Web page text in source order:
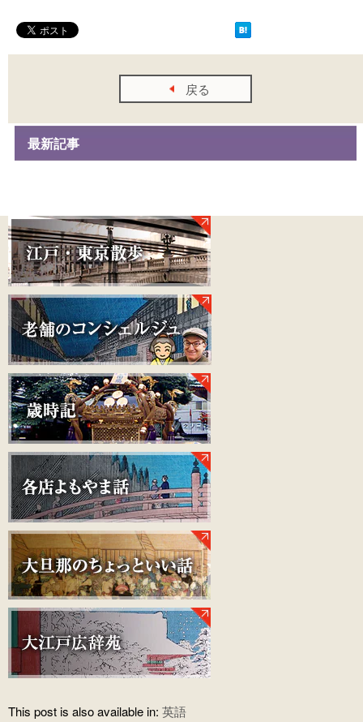
戻る
最新記事
This post is also available in: 英語